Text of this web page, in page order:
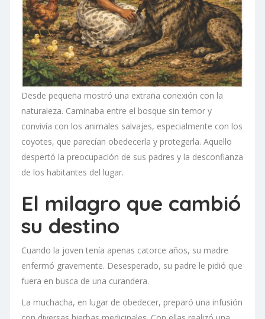
Desde pequeña mostró una extraña conexión con la
naturaleza. Caminaba entre el bosque sin temor y
convivía con los animales salvajes, especialmente con los
coyotes, que parecían obedecerla y protegerla. Aquello
despertó la preocupación de sus padres y la desconfianza
de los habitantes del lugar.
El milagro que cambió
su destino
Cuando la joven tenía apenas catorce años, su madre
enfermó gravemente. Desesperado, su padre le pidió que
fuera en busca de una curandera.
La muchacha, en lugar de obedecer, preparó una infusión